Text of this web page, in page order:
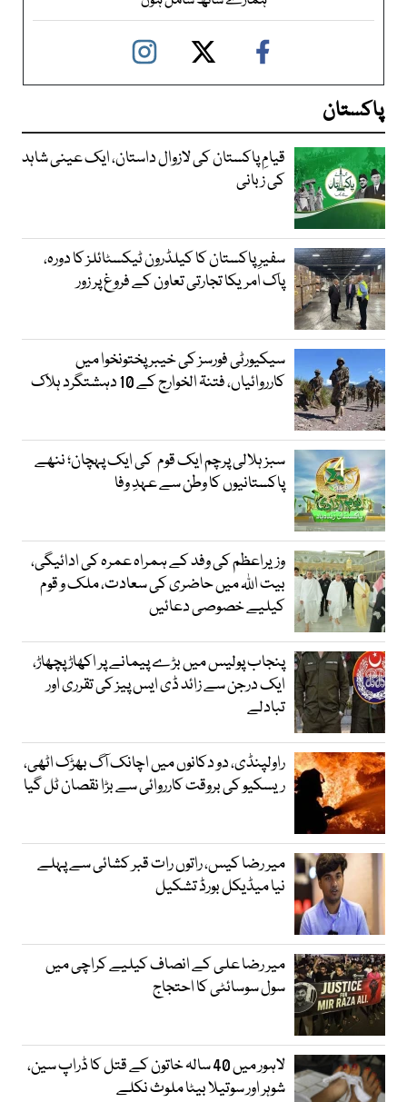
پاکستان
قیامِ پاکستان کی لازوال داستان، ایک عینی شاہد
کی زبانی
سفیرِ پاکستان کا کیلڈرون ٹیکسٹائلز کا دورہ،
پاک امریکا تجارتی تعاون کے فروغ پر زور
سیکیورٹی فورسز کی خیبر پختونخوا میں
کارروائیاں، فتنۃ الخوارج کے 10 دہشتگرد ہلاک
سبز ہلالی پرچم ایک قوم کی ایک پہچان؛ ننھے
پاکستانیوں کا وطن سے عہدِ وفا
وزیراعظم کی وفد کے ہمراہ عمرہ کی ادائیگی،
بیت اللہ میں حاضری کی سعادت، ملک و قوم
کیلیے خصوصی دعائیں
پنجاب پولیس میں بڑے پیمانے پر اکھاڑ پچھاڑ،
ایک درجن سے زائد ڈی ایس پیز کی تقرری اور
تبادلے
راولپنڈی، دو دکانوں میں اچانک آگ بھڑک اٹھی،
ریسکیو کی بروقت کارروائی سے بڑا نقصان ٹل گیا
میر رضا کیس، راتوں رات قبر کشائی سے پہلے
نیا میڈیکل بورڈ تشکیل
میر رضا علی کے انصاف کیلیے کراچی میں
سول سوسائٹی کا احتجاج
لاہور میں 40 سالہ خاتون کے قتل کا ڈراپ سین،
شوہر اور سوتیلا بیٹا ملوث نکلے